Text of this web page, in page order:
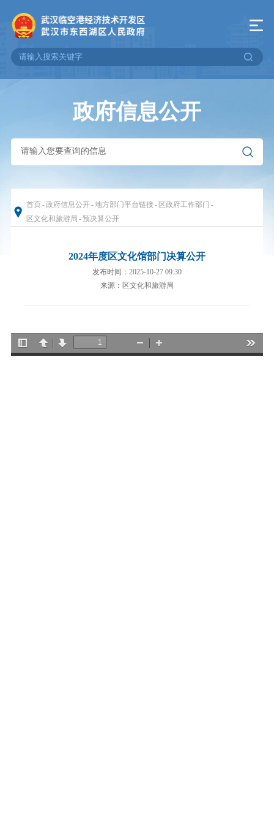
政府信息公开
首页-政府信息公开-地方部门平台链接- 区政府工作部门 -
区文化和旅游局 -预决算公开
2024年度区文化馆部门决算公开
发布时间：2025-10-27 09:30
来源：区文化和旅游局